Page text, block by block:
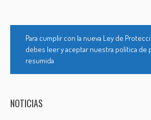
Para cumplir con la nueva Ley de
debes leer y aceptar nuestra política de
resumida
NOTICIAS